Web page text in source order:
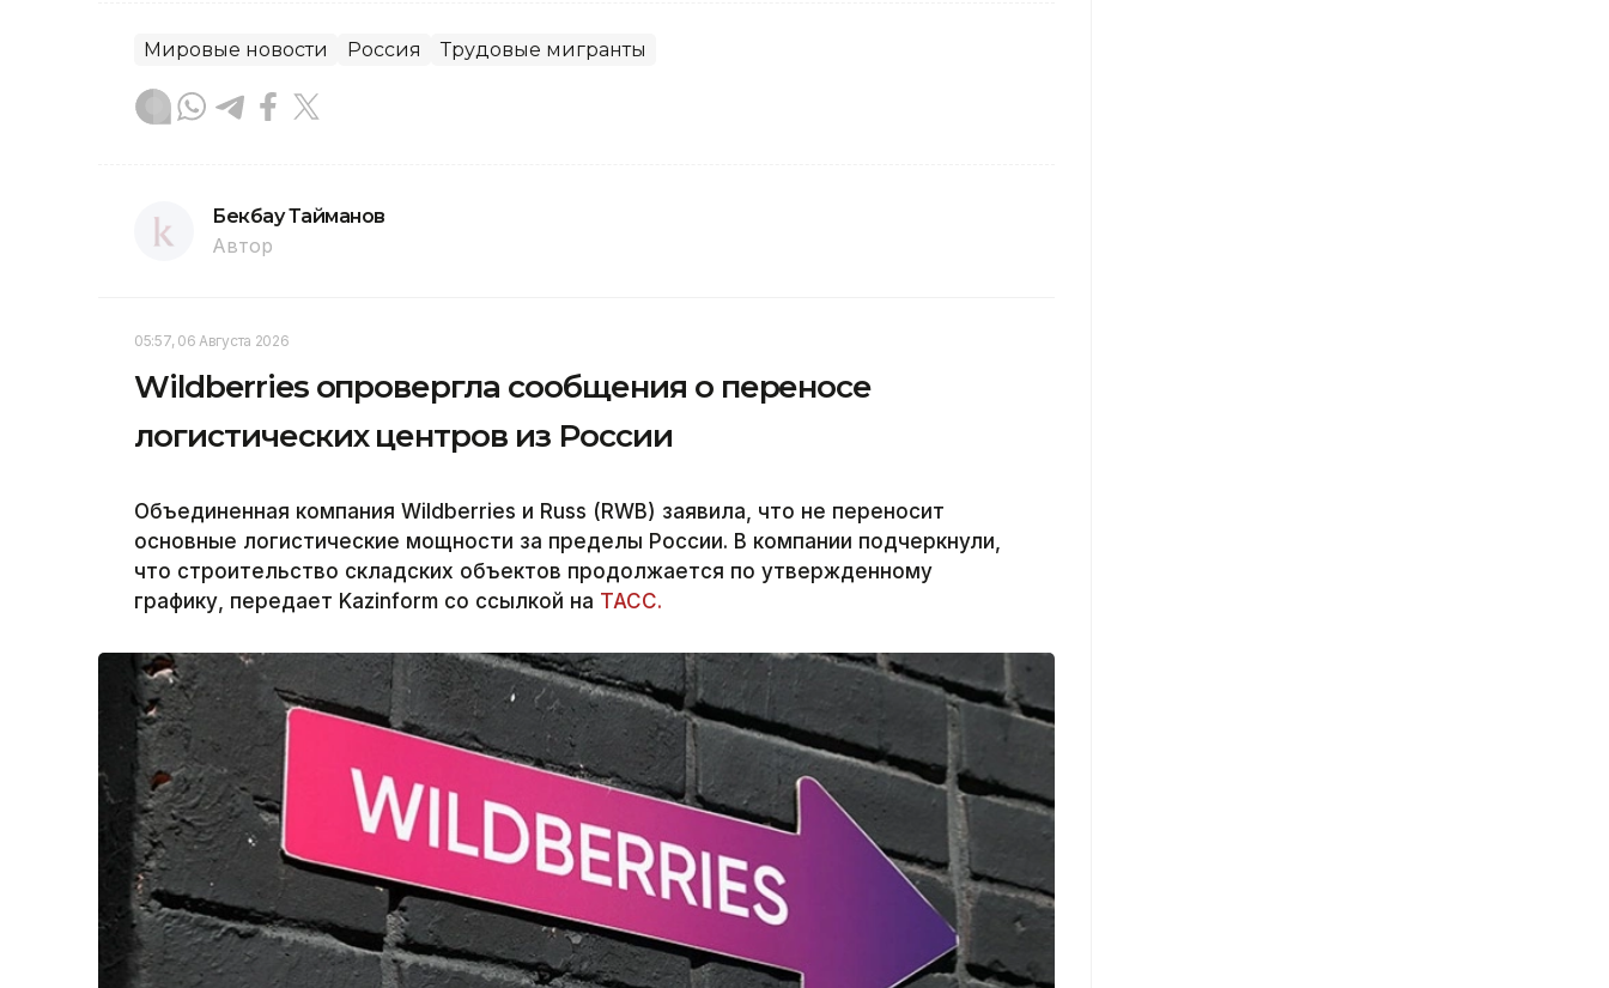
Мировые новости Россия Трудовые мигранты
Бекбау Тайманов
Автор
05:57, 06 Августа 2026
Wildberries опровергла сообщения о переносе
логистических центров из России
Объединенная компания Wildberries и Russ (RWB) заявила, что не переносит
основные логистические мощности за пределы России. В компании подчеркнули,
что строительство складских объектов продолжается по утвержденному
графику, передает Kazinform со ссылкой на ТАСС.